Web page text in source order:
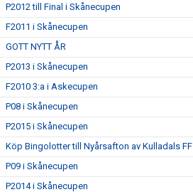
P2012 till Final i Skånecupen
F2011 i Skånecupen
GOTT NYTT ÅR
P2013 i Skånecupen
F2010 3:a i Askecupen
P08 i Skånecupen
P2015 i Skånecupen
Köp Bingolotter till Nyårsafton av Kulladals FF
P09 i Skånecupen
P2014 i Skånecupen